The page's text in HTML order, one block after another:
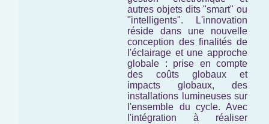
autres objets dits "smart" ou
"intelligents". L'innovation
réside dans une nouvelle
conception des finalités de
l'éclairage et une approche
globale : prise en compte
des coûts globaux et
impacts globaux, des
installations lumineuses sur
l'ensemble du cycle. Avec
l'intégration à réaliser